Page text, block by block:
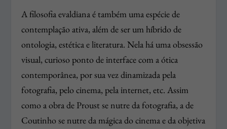
A filosofia evaldiana é também uma espécie de
contemplação ativa, além de ser um híbrido de
ontologia, estética e literatura. Nela há uma obsessão
visual, curioso ponto de interface com a ótica
contemporânea, por sua vez dinamizada pela
fotografia, pelo cinema, pela internet, etc. Assim
como a obra de Proust se nutre da fotografia, a de
Coutinho se nutre da mágica do cinema e da objetiva